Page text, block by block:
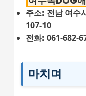
주소: 전남 여수
107-10
전화: 061-682-
마치며